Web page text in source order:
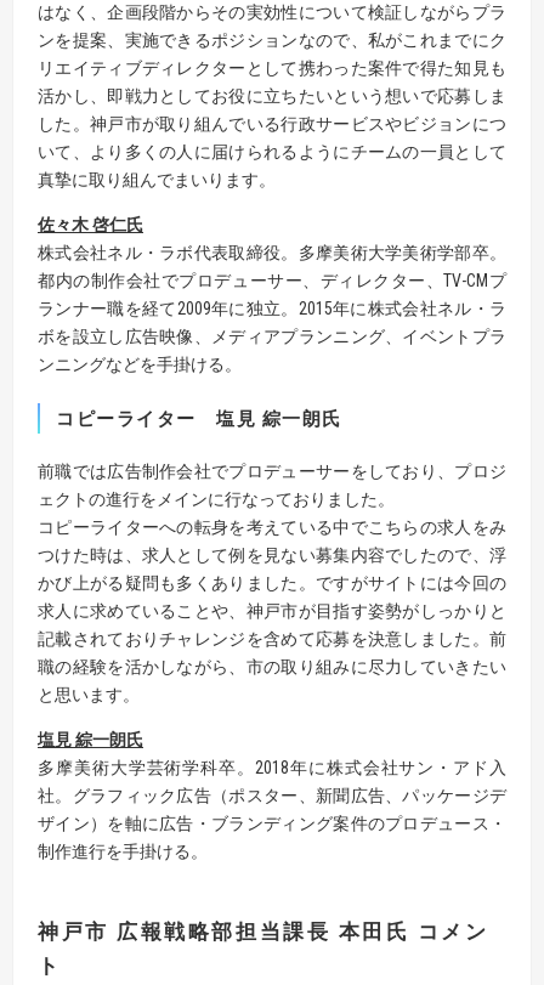
はなく、企画段階からその実効性について検証しながらプラ
ンを提案、実施できるポジションなので、私がこれまでにク
リエイティブディレクターとして携わった案件で得た知見も
活かし、即戦力としてお役に立ちたいという想いで応募しま
した。神戸市が取り組んでいる行政サービスやビジョンにつ
いて、より多くの人に届けられるようにチームの一員として
真摯に取り組んでまいります。
佐々木 啓仁氏
株式会社ネル・ラボ代表取締役。多摩美術大学美術学部卒。
都内の制作会社でプロデューサー、ディレクター、TV-CMプ
ランナー職を経て2009年に独立。2015年に株式会社ネル・ラ
ボを設立し広告映像、メディアプランニング、イベントプラ
ンニングなどを手掛ける。
コピーライター 塩見 綜一朗氏
前職では広告制作会社でプロデューサーをしており、プロジ
ェクトの進行をメインに行なっておりました。
コピーライターへの転身を考えている中でこちらの求人をみ
つけた時は、求人として例を見ない募集内容でしたので、浮
かび上がる疑問も多くありました。ですがサイトには今回の
求人に求めていることや、神戸市が目指す姿勢がしっかりと
記載されておりチャレンジを含めて応募を決意しました。前
職の経験を活かしながら、市の取り組みに尽力していきたい
と思います。
塩見 綜一朗氏
多摩美術大学芸術学科卒。2018年に株式会社サン・アド入
社。グラフィック広告（ポスター、新聞広告、パッケージデ
ザイン）を軸に広告・ブランディング案件のプロデュース・
制作進行を手掛ける。
神戸市 広報戦略部担当課長 本田氏 コメン
ト